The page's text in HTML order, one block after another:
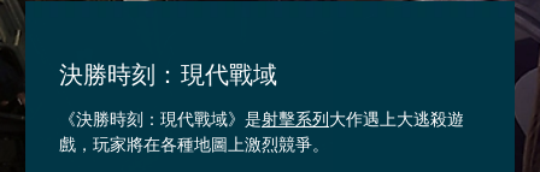
決勝時刻：現代戰域
《決勝時刻：現代戰域》是射擊系列大作遇上大逃殺遊
戲，玩家將在各種地圖上激烈競爭。